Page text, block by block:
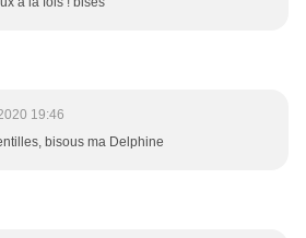
19:46
bisous ma Delphine